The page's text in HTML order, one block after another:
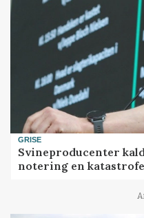
GRISE
Svineproducenter
notering en katastrofe